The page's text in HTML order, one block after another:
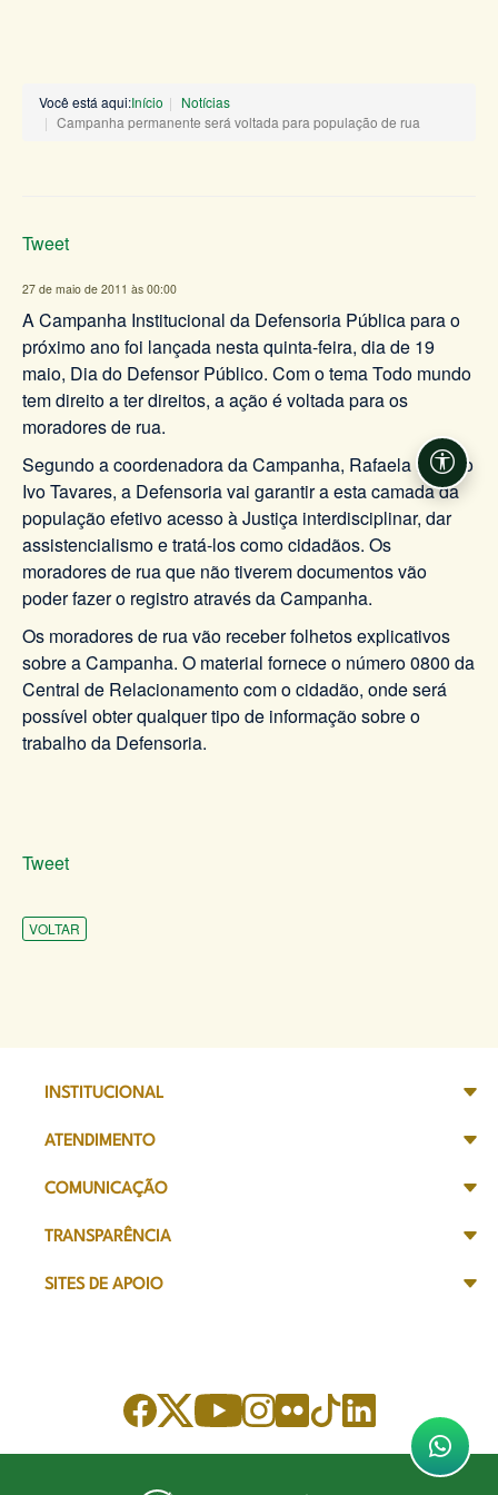
Você está aqui:Início
Notícias
Campanha permanente será voltada para população de rua
Tweet
27 de maio de 2011 às 00:00
A Campanha Institucional da Defensoria Pública para o
próximo ano foi lançada nesta quinta-feira, dia de 19
maio, Dia do Defensor Público. Com o tema Todo mundo
tem direito a ter direitos, a ação é voltada para os
moradores de rua.
Segundo a coordenadora da Campanha, Rafaela Ribeiro
Ivo Tavares, a Defensoria vai garantir a esta camada da
população efetivo acesso à Justiça interdisciplinar, dar
assistencialismo e tratá-los como cidadãos. Os
moradores de rua que não tiverem documentos vão
poder fazer o registro através da Campanha.
Os moradores de rua vão receber folhetos explicativos
sobre a Campanha. O material fornece o número 0800 da
Central de Relacionamento com o cidadão, onde será
possível obter qualquer tipo de informação sobre o
trabalho da Defensoria.
Tweet
VOLTAR
INSTITUCIONAL
ATENDIMENTO
COMUNICAÇÃO
TRANSPARÊNCIA
SITES DE APOIO